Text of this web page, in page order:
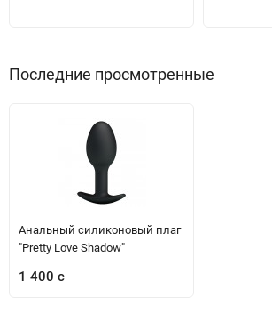
Последние просмотренные
Анальный силиконовый плаг
"Pretty Love Shadow"
1 400 с